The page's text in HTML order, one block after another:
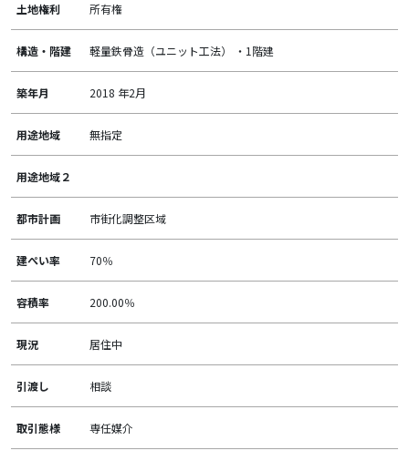
土地権利 所有権
構造・階建 軽量鉄骨造（ユニット工法） ・1階建
築年月 2018 年2月
用途地域 無指定
用途地域２
都市計画 市街化調整区域
建ぺい率 70％
容積率 200.00％
現況 居住中
引渡し 相談
取引態様 専任媒介